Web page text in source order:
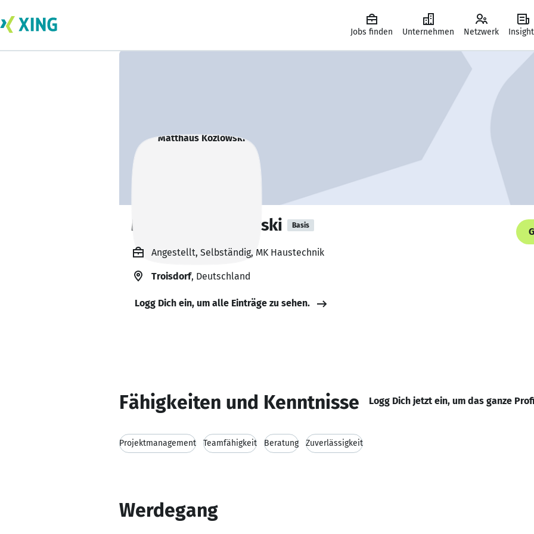
Jobs finden Unternehmen Netzwerk
Matthäus Kozlowski Basis
Angestellt, Selbständig, MK Haustechnik
Troisdorf, Deutschland
Logg Dich ein, um alle Einträge zu sehen.
Fähigkeiten und Kenntnisse Logg Dich jetzt ein, um das ganze
Projektmanagement Teamfähigkeit Beratung Zuverlässigkeit
Werdegang